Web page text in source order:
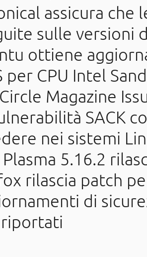
assicura che
sulle versioni
ottiene
per CPU Intel
Magazine
SACK
nei sistemi
Plasma 5.16.2
rilascia patch
di
riportati